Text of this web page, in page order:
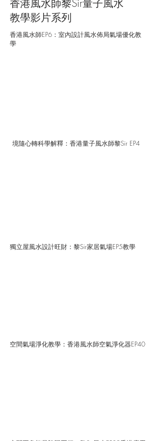
香港風水師黎Sir量子風水
教學影片系列
香港風水師EP6：室內設計風水佈局氣場優化教
學
境隨心轉科學解釋：香港量子風水師黎Sir EP4
獨立屋風水設計旺財：黎Sir家居氣場EP5教學
空間氣場淨化教學：香港風水師空氣淨化器EP40